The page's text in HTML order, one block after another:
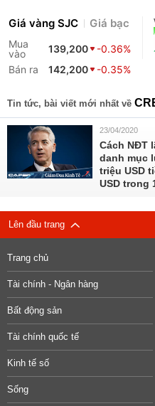
Giá vàng SJC Giá bạc
Mua
vào
139,200
-0.36%
Bán ra
142,200 -0.35%
Tin tức, bài viết mới nhất về
23/04/2020
Cách NĐT
danh mục
triệu USD
USD trong
Lên đầu trang
Trang chủ
Tài chính - Ngân hàng
Bất động sản
Tài chính quốc tế
Kinh tế số
Sống